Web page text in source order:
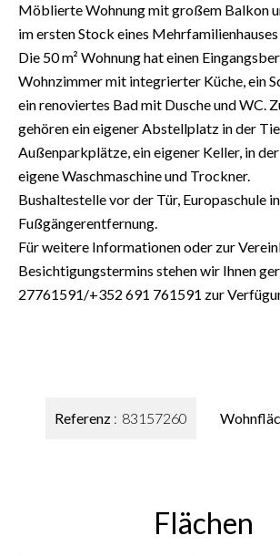
Möblierte Wohnung mit großem Balkon
im ersten Stock eines
Die 50 m² Wohnung hat einen
Wohnzimmer mit integrierter Küche, ein
ein renoviertes Bad mit Dusche und WC.
gehören ein eigener Abstellplatz in der
Außenparkplätze, ein eigener Keller, in
eigene Waschmaschine und Trockner.
Bushaltestelle vor der Tür, Europaschule in
Fußgängerentfernung.
Für weitere Informationen oder zur
Besichtigungstermins stehen wir Ihnen
27761591/+352 691 761591 zur
Referenz 83157260
Flächen